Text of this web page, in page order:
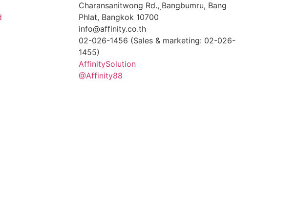
Charansanitwong Rd., ฺBangbumru, Bang
Phlat, Bangkok 10700
info@affinity.co.th
02-026-1456 (Sales & marketing: 02-026-
1455)
AffinitySolution
@Affinity88